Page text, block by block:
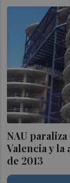
NAU
Valencia y
de 2013